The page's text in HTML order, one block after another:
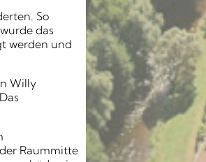
So
das
werden und
Willy
Raummitte